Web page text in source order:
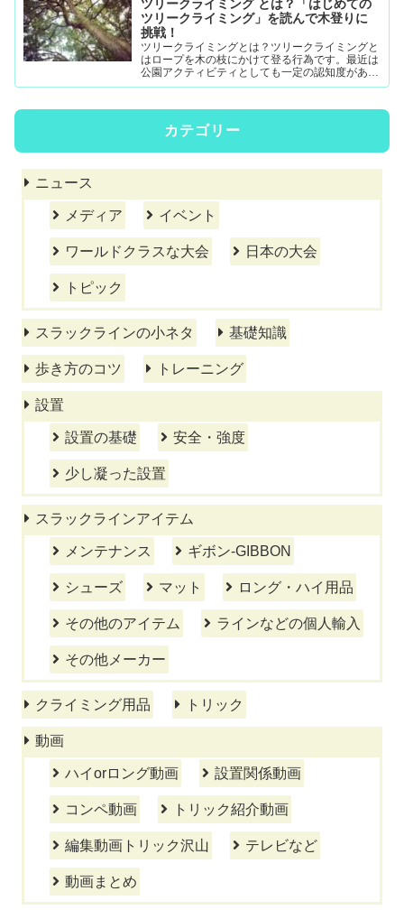
ツリークライミング とは？「はじめての
ツリークライミング」を読んで木登りに
挑戦！
ツリークライミングとは？ツリークライミングと
はロープを木の枝にかけて登る行為です。最近は
公園アクティビティとしても一定の認知度がある
模様。DRTダブルドロープテクニック(MRS-ム...
カテゴリー
ニュース
メディア イベント
ワールドクラスな大会 日本の大会
トピック
スラックラインの小ネタ 基礎知識
歩き方のコツ トレーニング
設置
設置の基礎 安全・強度
少し凝った設置
スラックラインアイテム
メンテナンス ギボン-GIBBON
シューズ マット ロング・ハイ用品
その他のアイテム ラインなどの個人輸入
その他メーカー
クライミング用品 トリック
動画
ハイorロング動画 設置関係動画
コンペ動画 トリック紹介動画
編集動画トリック沢山 テレビなど
動画まとめ